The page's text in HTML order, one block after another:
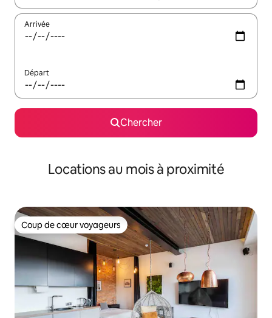
Arrivée
Départ
Chercher
Locations au mois à proximité
Coup de cœur voyageurs
Coup de cœur voyageurs